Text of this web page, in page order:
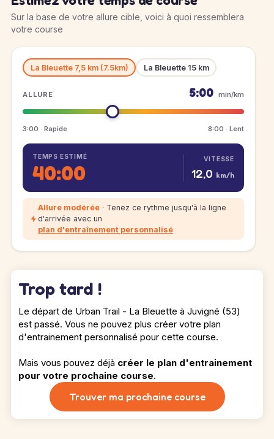
Sur la base de votre allure cible, voici à quoi ressemblera
votre course
La Bleuette 7,5 km (7.5km) La Bleuette 15 km
ALLURE 5:00 min/km
3:00 · Rapide 8:00 · Lent
TEMPS ESTIMÉ
40:00
VITESSE
12,0 km/h
Allure modérée · Tenez ce rythme jusqu'à la ligne
d'arrivée avec un
plan d'entraînement personnalisé
Trop tard !
Le départ de Urban Trail - La Bleuette à Juvigné (53)
est passé. Vous ne pouvez plus créer votre plan
d'entrainement personnalisé pour cette course.
Mais vous pouvez déjà créer le plan d'entrainement
pour votre prochaine course.
Trouver ma prochaine course